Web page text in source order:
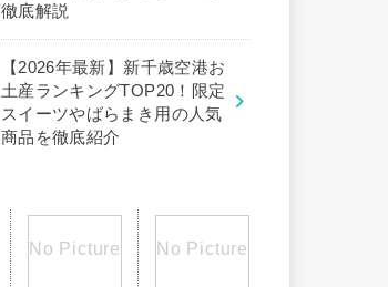
徹底解説
【2026年最新】新千歳空港お
土産ランキングTOP20！限定
スイーツやばらまき用の人気
商品を徹底紹介